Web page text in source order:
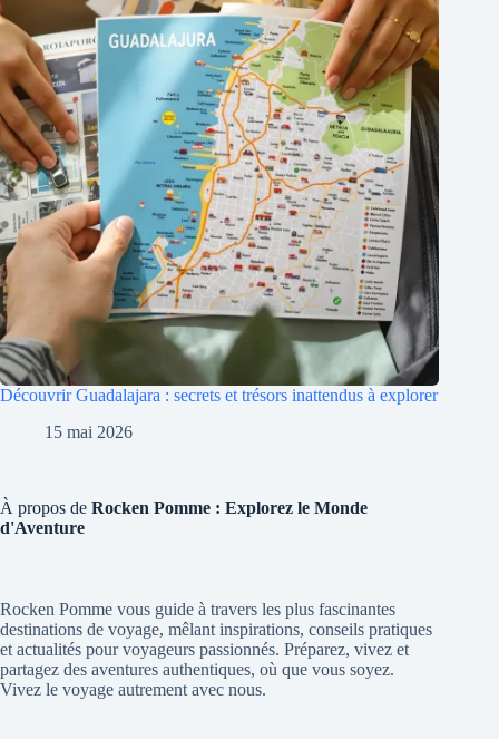
Découvrir Guadalajara : secrets et trésors inattendus à explorer
15 mai 2026
À propos de Rocken Pomme : Explorez le Monde
d'Aventure
Rocken Pomme vous guide à travers les plus fascinantes
destinations de voyage, mêlant inspirations, conseils pratiques
et actualités pour voyageurs passionnés. Préparez, vivez et
partagez des aventures authentiques, où que vous soyez.
Vivez le voyage autrement avec nous.